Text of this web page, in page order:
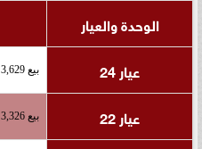
الوحدة والعيار
عيار 24
بيع 3,629 شراء 3,686
عيار 22 بيع 3,326 شراء 3,379